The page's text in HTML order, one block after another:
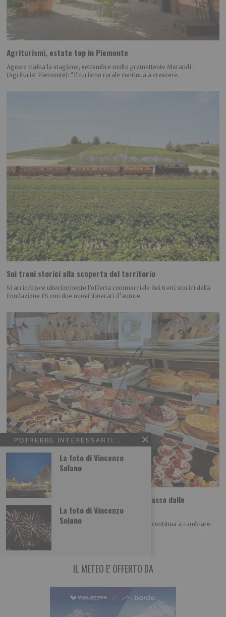
POTREBBE INTERESSARTI...
La foto di Vincenzo
Solano
La foto di Vincenzo
Solano
Agriturismi, estate top in Piemonte
Agosto traina la stagione, settembre molto promettente Morandi
(Agriturist Piemonte): “Il turismo rurale continua a crescere.
Sui treni storici alla scoperta del territorio
Si arricchisce ulteriormente l’offerta commerciale dei treni storici della
Fondazione FS con due nuovi itinerari d’autore
Dolci etnici a Torino, il viaggio nel mondo passa dalle
pasticcerie
SCOPRI – TO ALLA SCOPERTA DI TORINO Torino continua a cambiare
volto anche attraverso il cibo.
IL METEO E' OFFERTO DA